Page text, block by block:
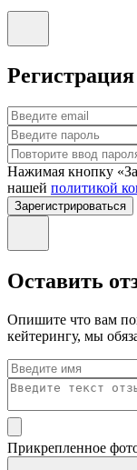
Регистрация
Нажимая кнопку
нашей политикой
Зарегистрироваться
Оставить
Опишите что вам
кейтерингу, мы
Прикрепленное